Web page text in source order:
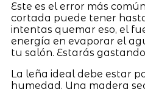
Este es el error más
cortada puede tener
intentas quemar eso, el
energía en evaporar el
tu salón. Estarás
La leña ideal debe estar
humedad. Una madera